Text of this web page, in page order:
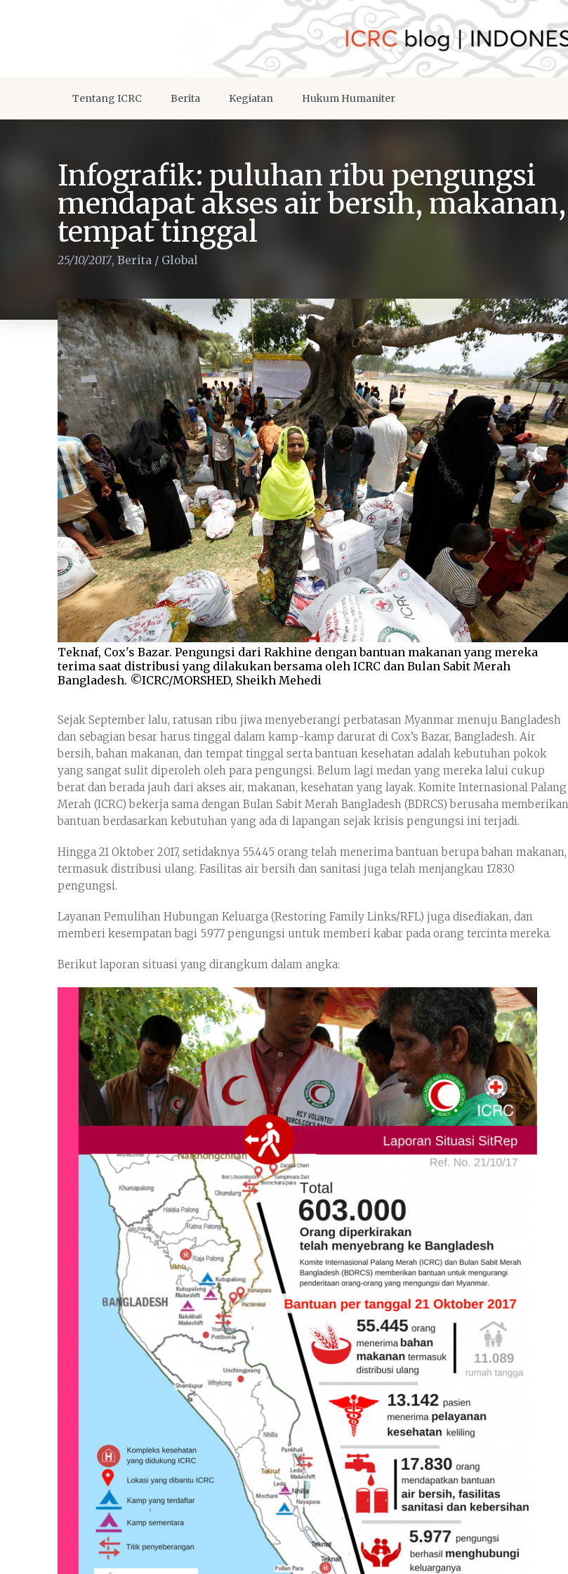
Tentang ICRC Berita Kegiatan Hukum Humaniter
Infografik: puluhan ribu pengungsi
mendapat akses air bersih, makanan,
tempat tinggal
25/10/2017, Berita / Global
Teknaf, Cox's Bazar. Pengungsi dari Rakhine dengan bantuan makanan yang mereka
terima saat distribusi yang dilakukan bersama oleh ICRC dan Bulan Sabit Merah
Bangladesh. ©ICRC/MORSHED, Sheikh Mehedi
Sejak September lalu, ratusan ribu jiwa menyeberangi perbatasan Myanmar menuju Bangladesh
dan sebagian besar harus tinggal dalam kamp-kamp darurat di Cox’s Bazar, Bangladesh. Air
bersih, bahan makanan, dan tempat tinggal serta bantuan kesehatan adalah kebutuhan pokok
yang sangat sulit diperoleh oleh para pengungsi. Belum lagi medan yang mereka lalui cukup
berat dan berada jauh dari akses air, makanan, kesehatan yang layak. Komite Internasional Palang
Merah (ICRC) bekerja sama dengan Bulan Sabit Merah Bangladesh (BDRCS) berusaha memberikan
bantuan berdasarkan kebutuhan yang ada di lapangan sejak krisis pengungsi ini terjadi.
Hingga 21 Oktober 2017, setidaknya 55.445 orang telah menerima bantuan berupa bahan makanan,
termasuk distribusi ulang. Fasilitas air bersih dan sanitasi juga telah menjangkau 17.830
pengungsi.
Layanan Pemulihan Hubungan Keluarga (Restoring Family Links/RFL) juga disediakan, dan
memberi kesempatan bagi 5.977 pengungsi untuk memberi kabar pada orang tercinta mereka.
Berikut laporan situasi yang dirangkum dalam angka: